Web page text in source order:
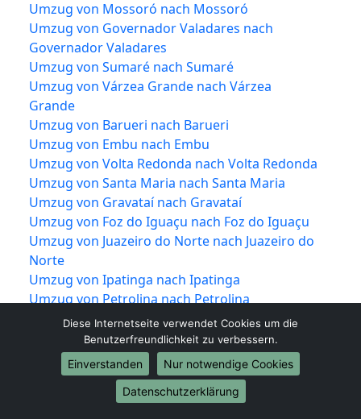
Umzug von Mossoró nach Mossoró
Umzug von Governador Valadares nach
Governador Valadares
Umzug von Sumaré nach Sumaré
Umzug von Várzea Grande nach Várzea
Grande
Umzug von Barueri nach Barueri
Umzug von Embu nach Embu
Umzug von Volta Redonda nach Volta Redonda
Umzug von Santa Maria nach Santa Maria
Umzug von Gravataí nach Gravataí
Umzug von Foz do Iguaçu nach Foz do Iguaçu
Umzug von Juazeiro do Norte nach Juazeiro do
Norte
Umzug von Ipatinga nach Ipatinga
Umzug von Petrolina nach Petrolina
Umzug von Parnamirim nach Parnamirim
Umzug von Novo Hamburgo nach Novo
Hamburgo
Umzug von Imperatriz nach Imperatriz
Umzug von Macaé nach Macaé
Diese Internetseite verwendet Cookies um die
Benutzerfreundlichkeit zu verbessern.
Einverstanden
Nur notwendige Cookies
Datenschutzerklärung